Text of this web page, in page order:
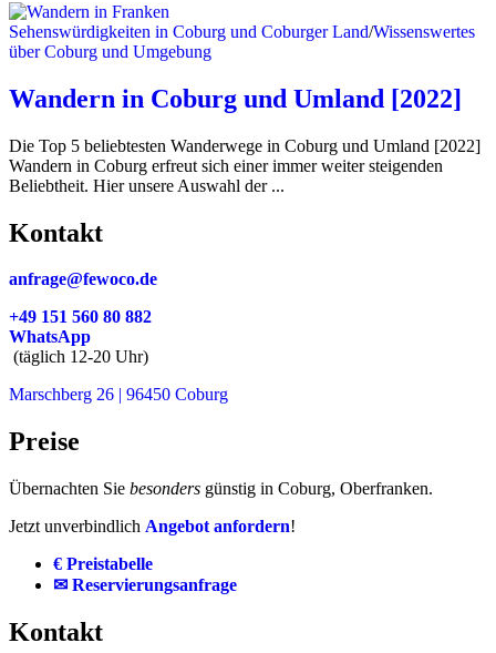
Sehenswürdigkeiten in Coburg und Coburger Land/Wissenswertes
über Coburg und Umgebung
Wandern in Coburg und Umland [2022]
Die Top 5 beliebtesten Wanderwege in Coburg und Umland [2022]
Wandern in Coburg erfreut sich einer immer weiter steigenden
Beliebtheit. Hier unsere Auswahl der ...
Kontakt
anfrage@fewoco.de
+49 151 560 80 882
WhatsApp
(täglich 12-20 Uhr)
Marschberg 26 | 96450 Coburg
Preise
Übernachten Sie besonders günstig in Coburg, Oberfranken.
Jetzt unverbindlich Angebot anfordern!
€ Preistabelle
✉ Reservierungsanfrage
Kontakt